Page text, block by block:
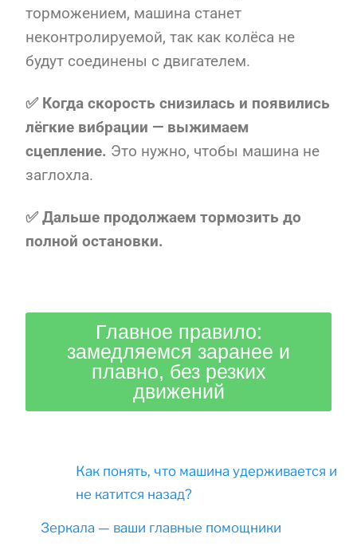
торможением, машина станет
неконтролируемой, так как колёса не
будут соединены с двигателем.
✅ Когда скорость снизилась и появились
лёгкие вибрации — выжимаем
сцепление. Это нужно, чтобы машина не
заглохла.
✅ Дальше продолжаем тормозить до
полной остановки.
Главное правило:
замедляемся заранее и
плавно, без резких
движений
Как понять, что машина удерживается и
не катится назад?
Зеркала — ваши главные помощники